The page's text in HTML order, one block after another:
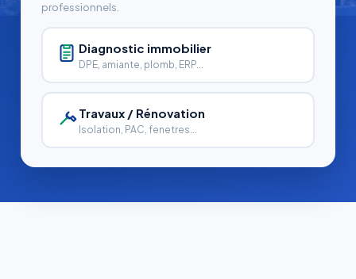
professionnels.
Diagnostic immobilier
DPE, amiante, plomb, ERP...
Travaux / Rénovation
Isolation, PAC, fenetres...